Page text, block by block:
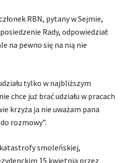
RBN, pytany w Sejmie,
Rady, odpowiedział:
na pewno się na nią nie
tylko w najbliższym
chce już brać udziału w pracach
krzyża ja nie uważam pana
rozmowy”.
smoleńskiej,
15 kwietnia przez